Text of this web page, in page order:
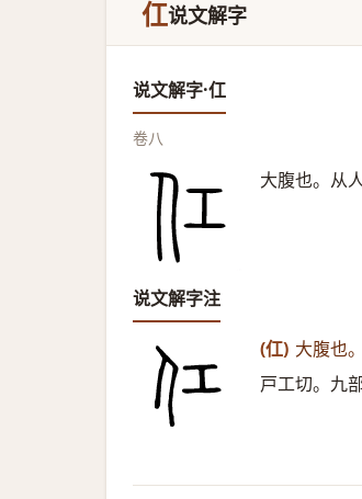
仜说文解字
说文解字·仜
卷八
大腹也。从
说文解字注
(仜) 大腹也。
戸工切。九部